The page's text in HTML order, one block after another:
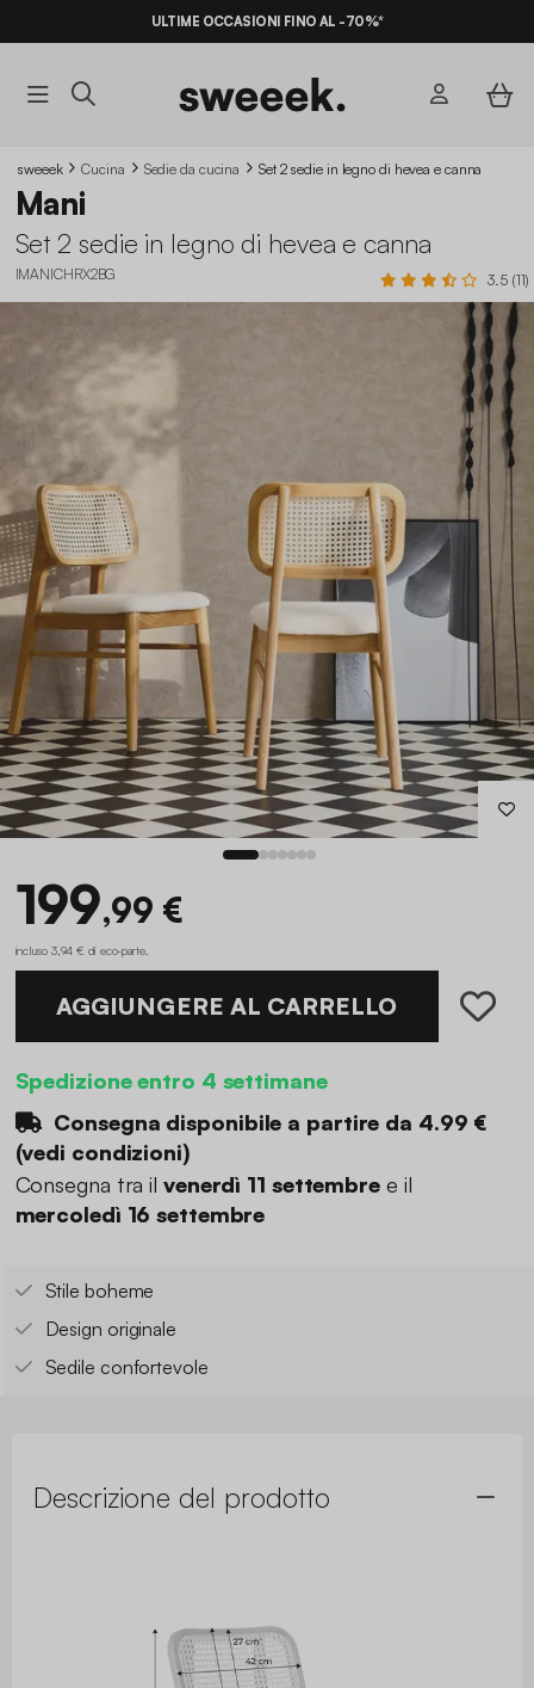
ULTIME OCCASIONI FINO AL -70%*
sweeek Cucina Sedie da cucina Set 2 sedie in legno di hevea e canna
Mani
Set 2 sedie in legno di hevea e canna
IMANICHRX2BG 3.5 (11)
199,99 €
incluso 3,94 € di eco-parte.
AGGIUNGERE AL CARRELLO
Spedizione entro 4 settimane
Consegna disponibile a partire da 4.99 €
(vedi condizioni)
Consegna tra il venerdì 11 settembree il
mercoledì 16 settembre
Stile boheme
Design originale
Sedile confortevole
Descrizione del prodotto